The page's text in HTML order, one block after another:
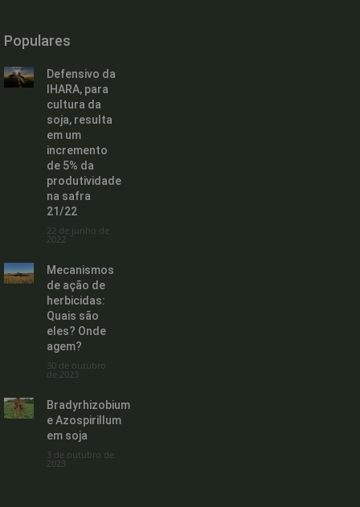
Populares
Defensivo da
IHARA, para
cultura da
soja, resulta
em um
incremento
de 5% da
produtividade
na safra
21/22
22 de junho de
2022
Mecanismos
de ação de
herbicidas:
Quais são
eles? Onde
agem?
30 de outubro
de 2023
Bradyrhizobium
e Azospirillum
em soja
3 de outubro de
2023